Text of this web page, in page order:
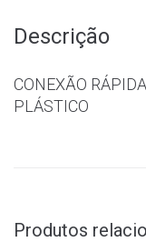
Descrição
CONEXÃO
PLÁSTICO
Produtos